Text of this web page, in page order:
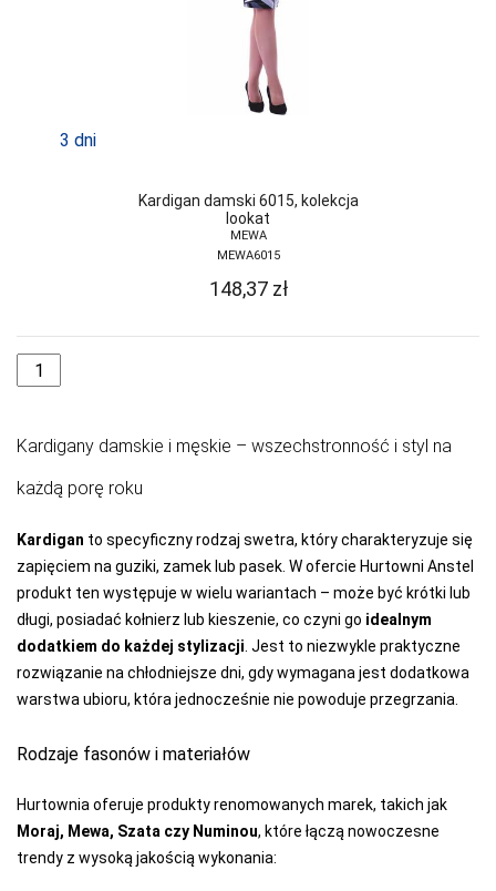
KAROLINKA
KOSTAR
KUBA
LADY TINA
LAYDI
LIVCO
CORSETTI
FASHION
LORES
LOTTO
LUNA
M-MAX
MA-RIA
MAGNETIS
3 dni
Kardigan damski 6015, kolekcja
lookat
MEWA
MEWA6015
148,37 zł
Kardigany damskie i męskie – wszechstronność i styl na
każdą porę roku
Kardigan to specyficzny rodzaj swetra, który charakteryzuje się
zapięciem na guziki, zamek lub pasek. W ofercie Hurtowni Anstel
produkt ten występuje w wielu wariantach – może być krótki lub
długi, posiadać kołnierz lub kieszenie, co czyni go idealnym
dodatkiem do każdej stylizacji . Jest to niezwykle praktyczne
rozwiązanie na chłodniejsze dni, gdy wymagana jest dodatkowa
warstwa ubioru, która jednocześnie nie powoduje przegrzania.
Rodzaje fasonów i materiałów
Hurtownia oferuje produkty renomowanych marek, takich jak
Moraj, Mewa, Szata czy Numinou, które łączą nowoczesne
trendy z wysoką jakością wykonania: